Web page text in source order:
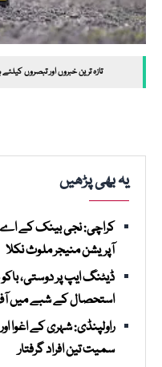
تازہ ترین خبروں اور تبصروں
یہ بھی پڑھیں
آپریشن منیجر ملوث نکلا
ڈیٹنگ ایپ پر دوستی،
استحصال کے شبے میں
راولپنڈی: شہری کے اغوا
سمیت تین افراد گرفتار